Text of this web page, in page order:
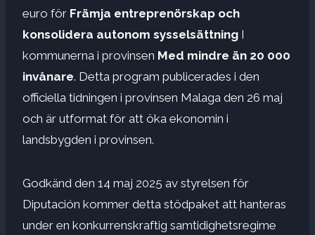
euro för Främja entreprenörskap och
konsolidera autonom sysselsättning I
kommunerna i provinsen Med mindre än 20 000
invånare. Detta program publicerades i den
officiella tidningen i provinsen Malaga den 26 maj
och är utformat för att öka ekonomin i
landsbygden i provinsen.
Godkänd den 14 maj 2025 av styrelsen för
Diputación kommer detta stödpaket att hanteras
under en konkurrenskraftig samtidighetsregime